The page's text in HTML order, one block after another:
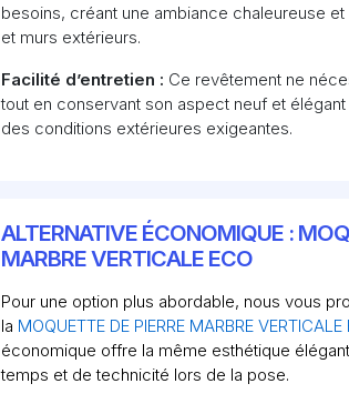
besoins, créant une ambiance chaleureuse
et murs extérieurs.
Facilité d’entretien : Ce revêtement ne
tout en conservant son aspect neuf et
des conditions extérieures exigeantes.
ALTERNATIVE ÉCONOMIQUE :
MARBRE VERTICALE ECO
Pour une option plus abordable, nous vous
la MOQUETTE DE PIERRE MARBRE VERTICALE
économique offre la même esthétique
temps et de technicité lors de la pose.